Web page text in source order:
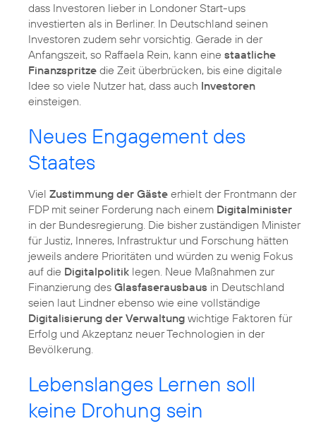
dass Investoren lieber in Londoner Start-ups
investierten als in Berliner. In Deutschland seinen
Investoren zudem sehr vorsichtig. Gerade in der
Anfangszeit, so Raffaela Rein, kann eine staatliche
Finanzspritze die Zeit überbrücken, bis eine digitale
Idee so viele Nutzer hat, dass auch Investoren
einsteigen.
Neues Engagement des
Staates
Viel Zustimmung der Gäste erhielt der Frontmann der
FDP mit seiner Forderung nach einem Digitalminister
in der Bundesregierung. Die bisher zuständigen Minister
für Justiz, Inneres, Infrastruktur und Forschung hätten
jeweils andere Prioritäten und würden zu wenig Fokus
auf die Digitalpolitik legen. Neue Maßnahmen zur
Finanzierung des Glasfaserausbaus in Deutschland
seien laut Lindner ebenso wie eine vollständige
Digitalisierung der Verwaltung wichtige Faktoren für
Erfolg und Akzeptanz neuer Technologien in der
Bevölkerung.
Lebenslanges Lernen soll
keine Drohung sein